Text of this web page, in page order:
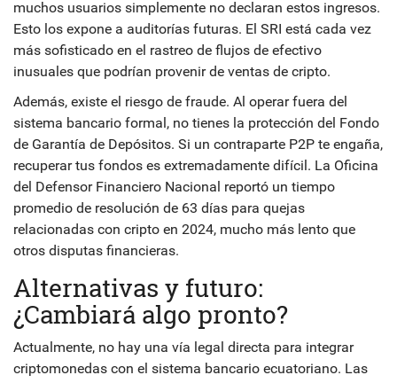
muchos usuarios simplemente no declaran estos ingresos.
Esto los expone a auditorías futuras. El SRI está cada vez
más sofisticado en el rastreo de flujos de efectivo
inusuales que podrían provenir de ventas de cripto.
Además, existe el riesgo de fraude. Al operar fuera del
sistema bancario formal, no tienes la protección del Fondo
de Garantía de Depósitos. Si un contraparte P2P te engaña,
recuperar tus fondos es extremadamente difícil. La Oficina
del Defensor Financiero Nacional reportó un tiempo
promedio de resolución de 63 días para quejas
relacionadas con cripto en 2024, mucho más lento que
otros disputas financieras.
Alternativas y futuro:
¿Cambiará algo pronto?
Actualmente, no hay una vía legal directa para integrar
criptomonedas con el sistema bancario ecuatoriano. Las